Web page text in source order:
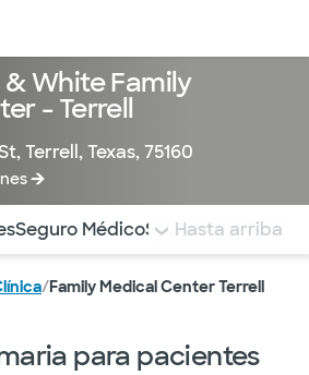
White Family
- Terrell
Terrell, Texas, 75160
para saltar rápidamente a
Seguro MédicoServicios Pagar la
Hasta arriba
/Family Medical Center Terrell
para pacientes